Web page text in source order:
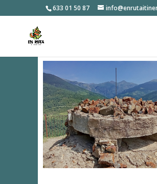
633 01 50 87